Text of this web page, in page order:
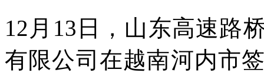
12月13日，山东高速路
有限公司在越南河内市